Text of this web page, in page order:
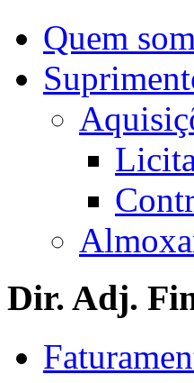
Quem
Dir. Adj.